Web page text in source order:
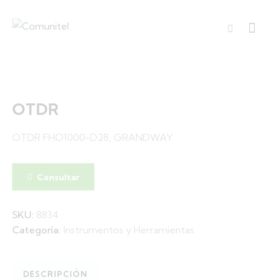
OTDR
OTDR FHO1000-D28, GRANDWAY
Consultar
SKU: 8834
Categoría: Instrumentos y Herramientas
DESCRIPCIÓN